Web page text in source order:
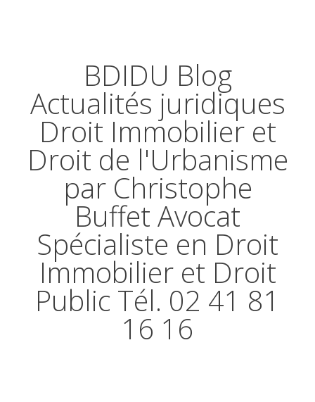
BDIDU Blog
Actualités juridiques
Droit Immobilier et
Droit de l'Urbanisme
par Christophe
Buffet Avocat
Spécialiste en Droit
Immobilier et Droit
Public Tél. 02 41 81
16 16